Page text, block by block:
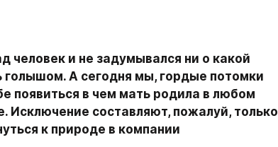
человек и не задумывался ни о какой
голышом. А сегодня мы, гордые потомки
появиться в чем мать родила в любом
составляют, пожалуй, только
к природе в компании